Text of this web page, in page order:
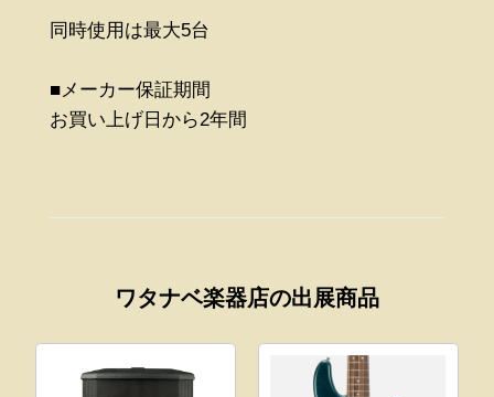
同時使用は最大5台
■メーカー保証期間
お買い上げ日から2年間
ワタナベ楽器店の出展商品